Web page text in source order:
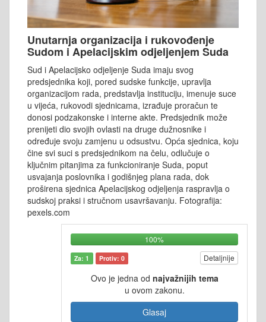
Unutarnja organizacija i rukovođenje
Sudom i Apelacijskim odjeljenjem Suda
Sud i Apelacijsko odjeljenje Suda imaju svog
predsjednika koji, pored sudske funkcije, upravlja
organizacijom rada, predstavlja instituciju, imenuje suce
u vijeća, rukovodi sjednicama, izrađuje proračun te
donosi podzakonske i interne akte. Predsjednik može
prenijeti dio svojih ovlasti na druge dužnosnike i
određuje svoju zamjenu u odsustvu. Opća sjednica, koju
čine svi suci s predsjednikom na čelu, odlučuje o
ključnim pitanjima za funkcioniranje Suda, poput
usvajanja poslovnika i godišnjeg plana rada, dok
proširena sjednica Apelacijskog odjeljenja raspravlja o
sudskoj praksi i stručnom usavršavanju. Fotografija:
pexels.com
100%
Za: 1 Protiv: 0 Detaljnije
Ovo je jedna od najvažnijih tema
u ovom zakonu.
Glasaj